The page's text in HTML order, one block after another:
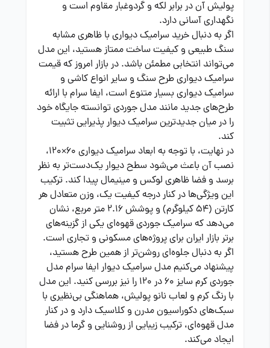
پولیش آن در برابر لکه و گردوغبار مقاوم است و
نگهداری آسانی دارد.
اگر به دنبال خرید سرامیک دیواری با ظاهری مشابه
سنگ طبیعی و کیفیت ساخت ممتاز هستید، این مدل
می‌تواند انتخابی مطمئن باشد. در بازار امروز که قیمت
سرامیک دیواری طرح سنگ و سایر انواع کاشی و
سرامیک دیواری بسیار متنوع است، ایفا سرام با ارائه
طرح‌های جدید مانند مدل جوردی توانسته جایگاه خود
را در میان جدیدترین سرامیک دیوار پذیرایی تثبیت
کند.
در نهایت، با توجه به ابعاد سرامیک دیواری 60×120،
نصب آن باعث می‌شود سطح دیوار یک‌دست‌تر به نظر
برسد و فضا ظاهری لوکس و مینیمال پیدا کند. ترکیب
این ویژگی‌ها در کنار درجه کیفیت یک، وزن متعادل هر
کارتن (۵۴ کیلوگرم) و پوشش ۲.۱۶ متر مربع، نشان
می‌دهد که سرامیک جوردی قهوه‌ای یکی از گزینه‌های
برتر بازار ایران برای پروژه‌های مسکونی و تجاری است.
اگر به دنبال جلوه‌ای روشن‌تر از همین طرح هستید،
پیشنهاد می‌کنیم مدلسرامیک دیوار ایفا سرام مدل
جوردی کرم سایز 60 در 120
را نیز بررسی کنید. این مدل
با رنگ کرم و لعاب نانو پولیش، هماهنگی بی‌نظیری با
سبک‌های دکوراسیون مدرن و کلاسیک دارد و در کنار
مدل قهوه‌ای، ترکیب زیبایی از روشنایی و گرما در فضا
ایجاد می‌کند.